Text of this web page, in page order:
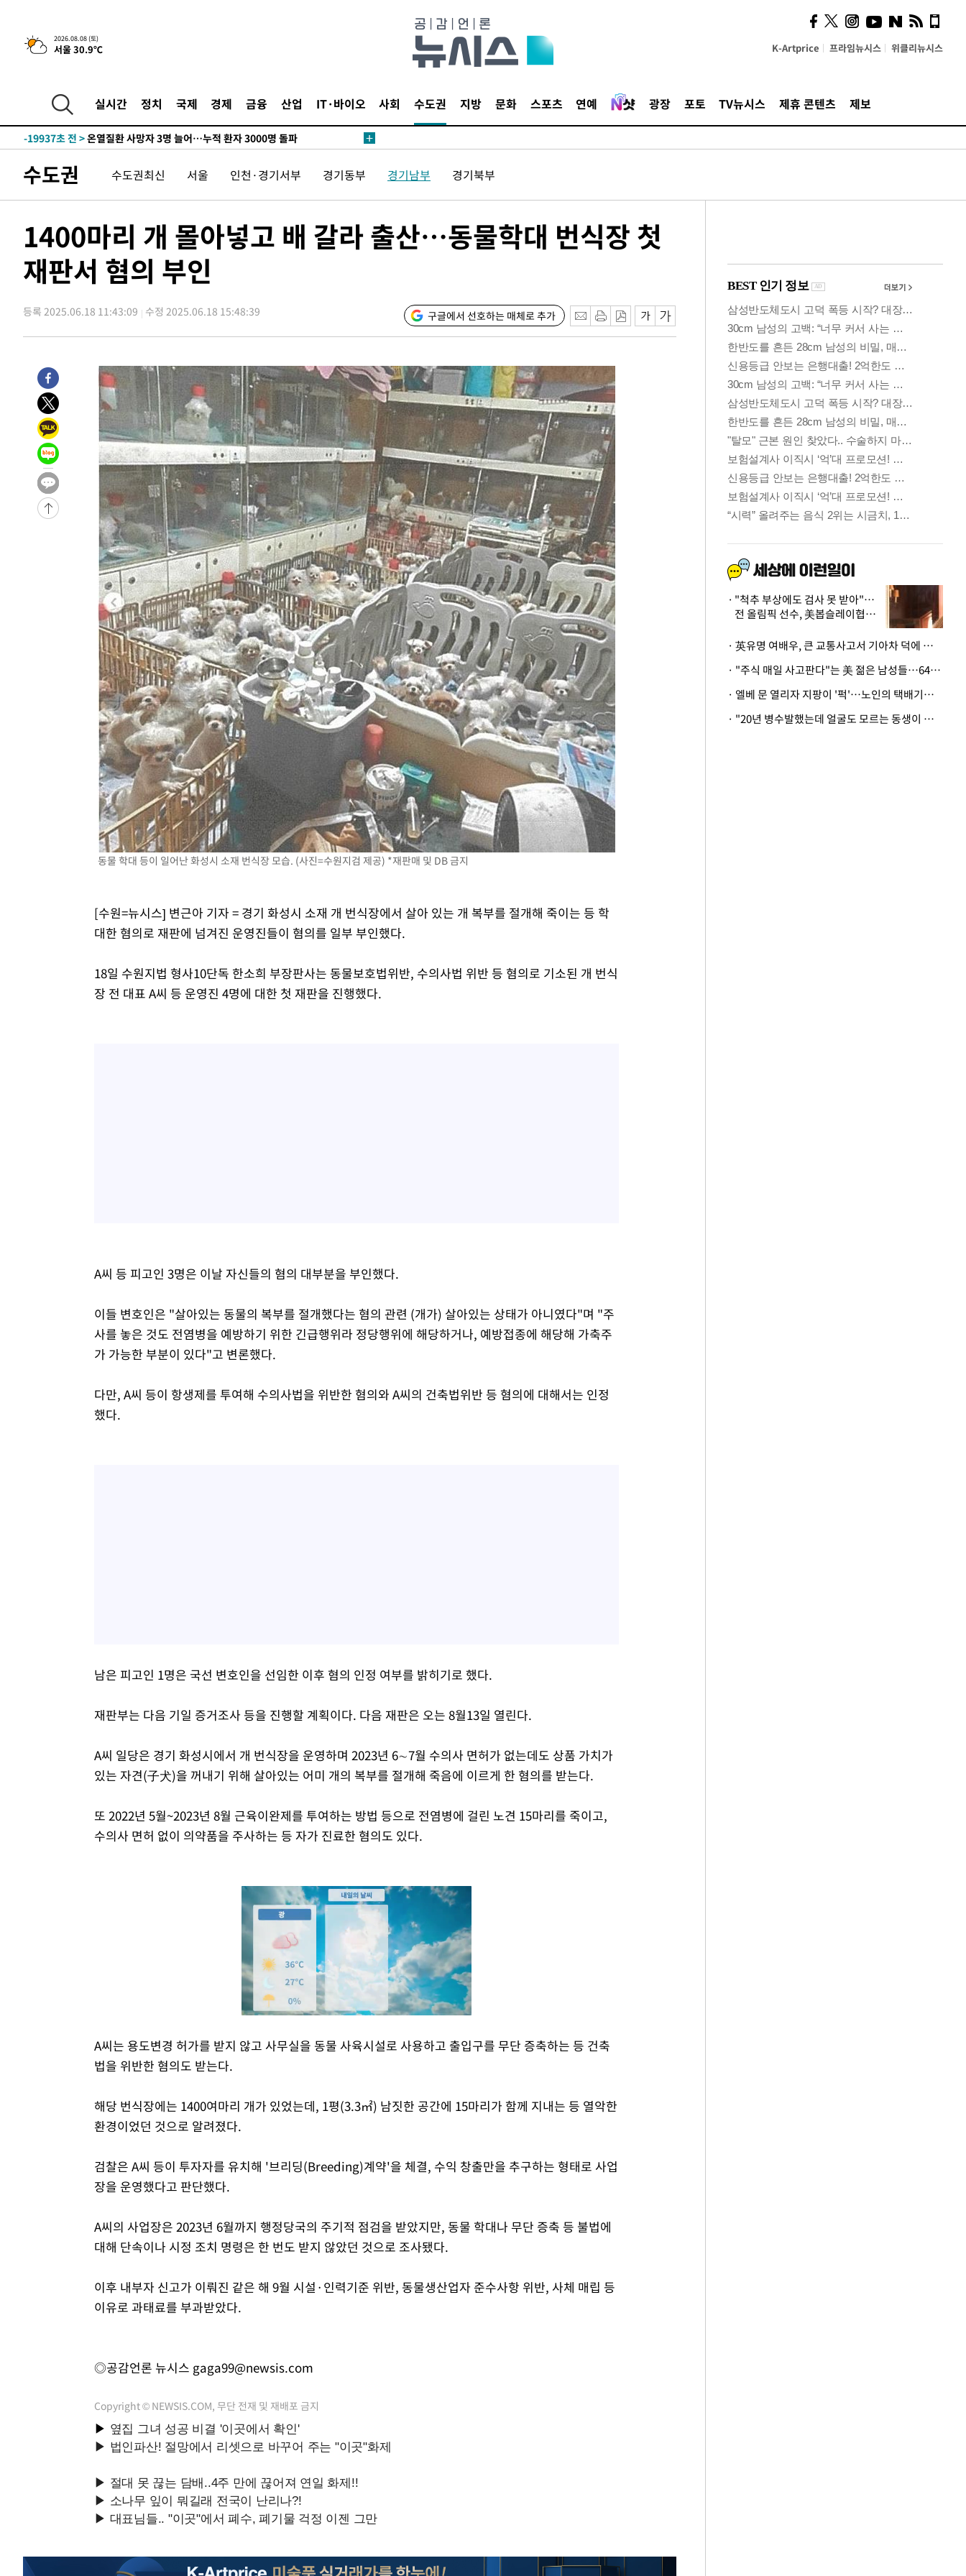
2026.08.08 (토)
서울 30.9℃ K-Artprice 프라임뉴시스 위클리뉴시스
실시간 정치 국제 경제 금융 산업 IT·바이오 사회 수도권 지방 문화 스포츠 연예 광장 포토 TV뉴시스 제휴 콘텐츠 제보
42.08%·宋 10.17%
-28207초 전 >이강인 "아틀레티코 이적 기뻐…등번호 7번 의미보단 팀 위해 뛸
것"
-28142초 전 >[속보]與 당대표 경선, 제주·인천 권리당원 투표 김민석 승리
-21186초 전 >
[속보]이강인 "감독님이 원하는 마음 느꼈고, 많은 트로피 원해 아
틀레티코 이적"
-20968초 전 >
-19937초 전 >온열질환 사망자 3명 늘어…누적 환자 3000명 돌파
-9989초 전 > 백운산서 80년근 천종산삼 9뿌리 발견…감정가 1.3억원
-7699초 전 >선재도서 해루질 나섰다 실종 60대, 닷새 만에 숨진 채 발견
-4609초 전 > 여수 오동도 해상서 모터보트 전복…1명 사망·1명 실종
-836초 전 >
극한폭염 한풀 꺾이지만…'낮 최고 35도' 무더위, 열대야 계속[다음주
날씨]
35분 전 >축구협회 "압수수색·성접대 논란 사과…쇄신의 기회로 삼겠다"
4시간 전 >'최고 37도' 폭염 지속…강원동해안 최대 150㎜ 비
6시간 전 >[속보]뉴욕증시 상승 마감…S&P 0.6% 나스닥 1.3%↑
한민수·김용 순
-29411초 전 >
[속보]김민석, 與 전대 당원투표 누적 득표율 45.42%로 1위… 정
청래 44.56%
-28693초 전 >
[속보]與 대표 경선 제주·인천 당원투표…金 47.75%·鄭
42.08%·宋 10.17%
-28227초 전 >
이강인 "아틀레티코 이적 기뻐…등번호 7번 의미보단 팀 위해 뛸
것"
-28162초 전 >
[속보]與 당대표 경선, 제주·인천 권리당원 투표 김민석 승리
-21936초 전 >
낮 최고 35도 '무더위'…동해안 시간당 30㎜ '강한 비'[내일날씨]
-21206초 전 >
[속보]이강인 "감독님이 원하는 마음 느꼈고, 많은 트로피 원해 아
틀레티코 이적"
-20988초 전 >
수도권 40도 육박 '펄펄'…동해안 일부 지역엔 호의주의보
-19957초 전 >
온열질환 사망자 3명 늘어…누적 환자 3000명 돌파
강릉에 시간당 81.4㎜ 물폭탄…도로 잠기고 담벼락 붕괴
백운산서 80년근 천종산삼 9뿌리 발견…감정가 1.3억원
선재도서 해루질 나섰다 실종 60대, 닷새 만에 숨진 채 발견
남자 농구, 나고야 아시안게임서 '홈팀' 일본과 한일전
여수 오동도 해상서 모터보트 전복…1명 사망·1명 실종
극한폭염 한풀 꺾이지만…'낮 최고 35도' 무더위, 열대야 계속[다음주
축구협회 "압수수색·성접대 논란 사과…쇄신의 기회로 삼겠다"
[속보]'압수수색·성접대 논란' 축구협회 "실망과 걱정 안겨드려 죄송"
'최고 37도' 폭염 지속…강원동해안 최대 150㎜ 비
[속보]뉴욕증시 상승 마감…S&P 0.6% 나스닥 1.3%↑
수도권 수도권최신 서울 인천·경기서부 경기동부 경기남부 경기북부
1400마리 개 몰아넣고 배 갈라 출산…동물학대 번식장 첫
재판서 혐의 부인
등록 2025.06.18 11:43:09 수정 2025.06.18 15:48:39 구글에서 선호하는 매체로 추가
동물 학대 등이 일어난 화성시 소재 번식장 모습. (사진=수원지검 제공) *재판매 및 DB 금지
[수원=뉴시스] 변근아 기자 = 경기 화성시 소재 개 번식장에서 살아 있는 개 복부를 절개해 죽이는 등 학
대한 혐의로 재판에 넘겨진 운영진들이 혐의를 일부 부인했다.
18일 수원지법 형사10단독 한소희 부장판사는 동물보호법위반, 수의사법 위반 등 혐의로 기소된 개 번식
장 전 대표 A씨 등 운영진 4명에 대한 첫 재판을 진행했다.
A씨 등 피고인 3명은 이날 자신들의 혐의 대부분을 부인했다.
이들 변호인은 "살아있는 동물의 복부를 절개했다는 혐의 관련 (개가) 살아있는 상태가 아니였다"며 "주
사를 놓은 것도 전염병을 예방하기 위한 긴급행위라 정당행위에 해당하거나, 예방접종에 해당해 가축주
가 가능한 부분이 있다"고 변론했다.
다만, A씨 등이 항생제를 투여해 수의사법을 위반한 혐의와 A씨의 건축법위반 등 혐의에 대해서는 인정
했다.
남은 피고인 1명은 국선 변호인을 선임한 이후 혐의 인정 여부를 밝히기로 했다.
재판부는 다음 기일 증거조사 등을 진행할 계획이다. 다음 재판은 오는 8월13일 열린다.
A씨 일당은 경기 화성시에서 개 번식장을 운영하며 2023년 6∼7월 수의사 면허가 없는데도 상품 가치가
있는 자견(子犬)을 꺼내기 위해 살아있는 어미 개의 복부를 절개해 죽음에 이르게 한 혐의를 받는다.
또 2022년 5월~2023년 8월 근육이완제를 투여하는 방법 등으로 전염병에 걸린 노견 15마리를 죽이고,
수의사 면허 없이 의약품을 주사하는 등 자가 진료한 혐의도 있다.
A씨는 용도변경 허가를 받지 않고 사무실을 동물 사육시설로 사용하고 출입구를 무단 증축하는 등 건축
법을 위반한 혐의도 받는다.
해당 번식장에는 1400여마리 개가 있었는데, 1평(3.3㎡) 남짓한 공간에 15마리가 함께 지내는 등 열악한
환경이었던 것으로 알려졌다.
검찰은 A씨 등이 투자자를 유치해 '브리딩(Breeding)계약'을 체결, 수익 창출만을 추구하는 형태로 사업
장을 운영했다고 판단했다.
A씨의 사업장은 2023년 6월까지 행정당국의 주기적 점검을 받았지만, 동물 학대나 무단 증축 등 불법에
대해 단속이나 시정 조치 명령은 한 번도 받지 않았던 것으로 조사됐다.
이후 내부자 신고가 이뤄진 같은 해 9월 시설·인력기준 위반, 동물생산업자 준수사항 위반, 사체 매립 등
이유로 과태료를 부과받았다.
◎공감언론 뉴시스 gaga99@newsis.com
Copyright © NEWSIS.COM, 무단 전재 및 재배포 금지
사이 해답 찾았죠"…알을
깨고 나온 '초자아'
"척추 부상에도 검사 못 받아"…
전 올림픽 선수, 美봅슬레이협회
· 英유명 여배우, 큰 교통사고서 기아차 덕에 살았다
· "주식 매일 사고판다"는 美 젊은 남성들…64%가 "나는 인생의 패배자“
· 엘베 문 열리자 지팡이 '퍽'…노인의 택배기사 폭행 이유
· "20년 병수발했는데 얼굴도 모르는 동생이 유산 절반을"…배다른 형제 상속권 있을까